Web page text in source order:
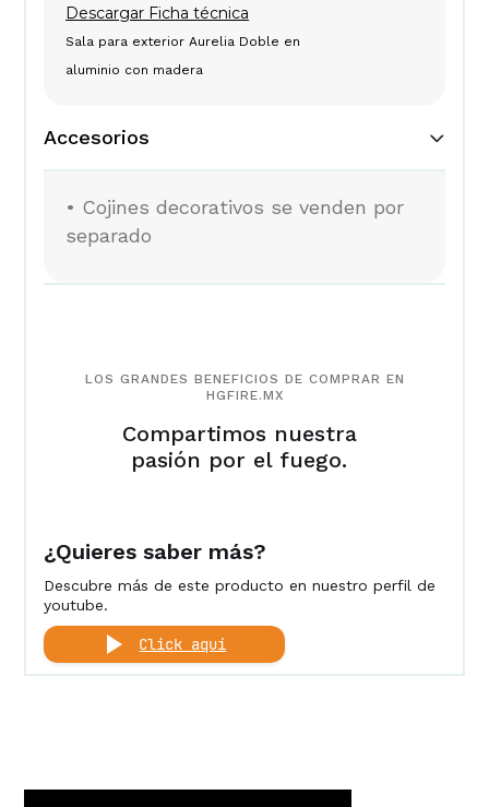
Descargar Ficha técnica
Sala para exterior Aurelia Doble en
aluminio con madera
Accesorios
• Cojines decorativos se venden por
separado
LOS GRANDES BENEFICIOS DE COMPRAR EN
HGFIRE.MX
Compartimos nuestra
pasión por el fuego.
¿Quieres saber más?
Descubre más de este producto en nuestro perfil de
youtube.
Click aquí